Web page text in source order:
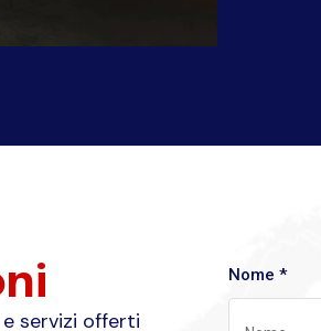
servizi offerti
Nome *